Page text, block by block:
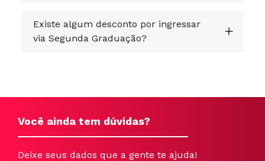
Existe algum desconto por ingressar
via Segunda Graduação?
Você ainda tem dúvidas?
Deixe seus dados que a gente te ajuda!